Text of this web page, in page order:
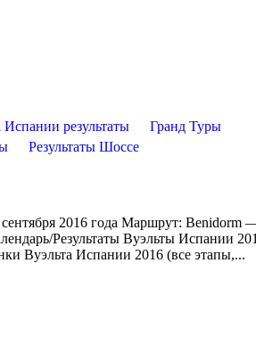
Испании результаты
Гранд Туры
Результаты Шоссе
2016 года Маршрут: Benidorm
Результаты Вуэльты Испании
Вуэльта Испании 2016 (все этапы,...